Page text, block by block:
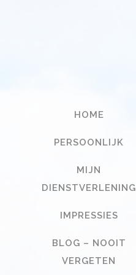
HOME
PERSOONLIJK
MIJN
DIENSTVERLENING
IMPRESSIES
BLOG – NOOIT
VERGETEN